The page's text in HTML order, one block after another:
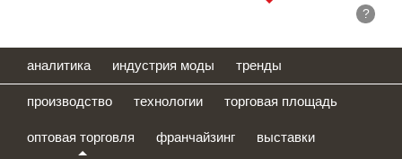
?
аналитика индустрия моды тренды
производство технологии торговая площадь
оптовая торговля франчайзинг выставки